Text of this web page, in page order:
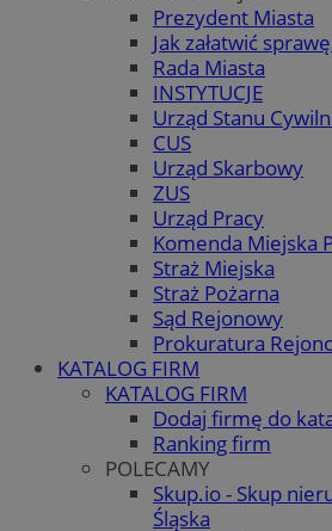
Prezydent Miasta
Jak załatwić
Rada Miasta
INSTYTUCJE
Urząd Stanu
CUS
Urząd Skarbowy
ZUS
Urząd Pracy
Komenda Miejska
Straż Miejska
Straż Pożarna
Sąd Rejonowy
Prokuratura
KATALOG FIRM
KATALOG FIRM
Dodaj firmę do
Ranking firm
POLECAMY
Skup.io - Skup
Śląska